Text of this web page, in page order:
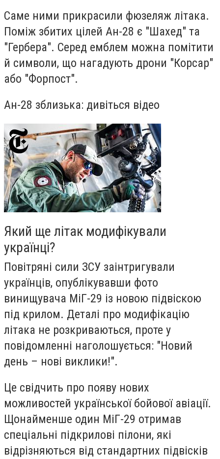
Саме ними прикрасили фюзеляж літака.
Поміж збитих цілей Ан-28 є "Шахед" та
"Гербера". Серед емблем можна помітити
й символи, що нагадують дрони "Корсар"
або "Форпост".
Ан-28 зблизька: дивіться відео
Який ще літак модифікували
українці?
Повітряні сили ЗСУ заінтригували
українців, опублікувавши фото
винищувача МіГ-29 із новою підвіскою
під крилом. Деталі про модифікацію
літака не розкриваються, проте у
повідомленні наголошується: "Новий
день – нові виклики!".
Це свідчить про появу нових
можливостей української бойової авіації.
Щонайменше один МіГ-29 отримав
спеціальні підкрилові пілони, які
відрізняються від стандартних підвісків